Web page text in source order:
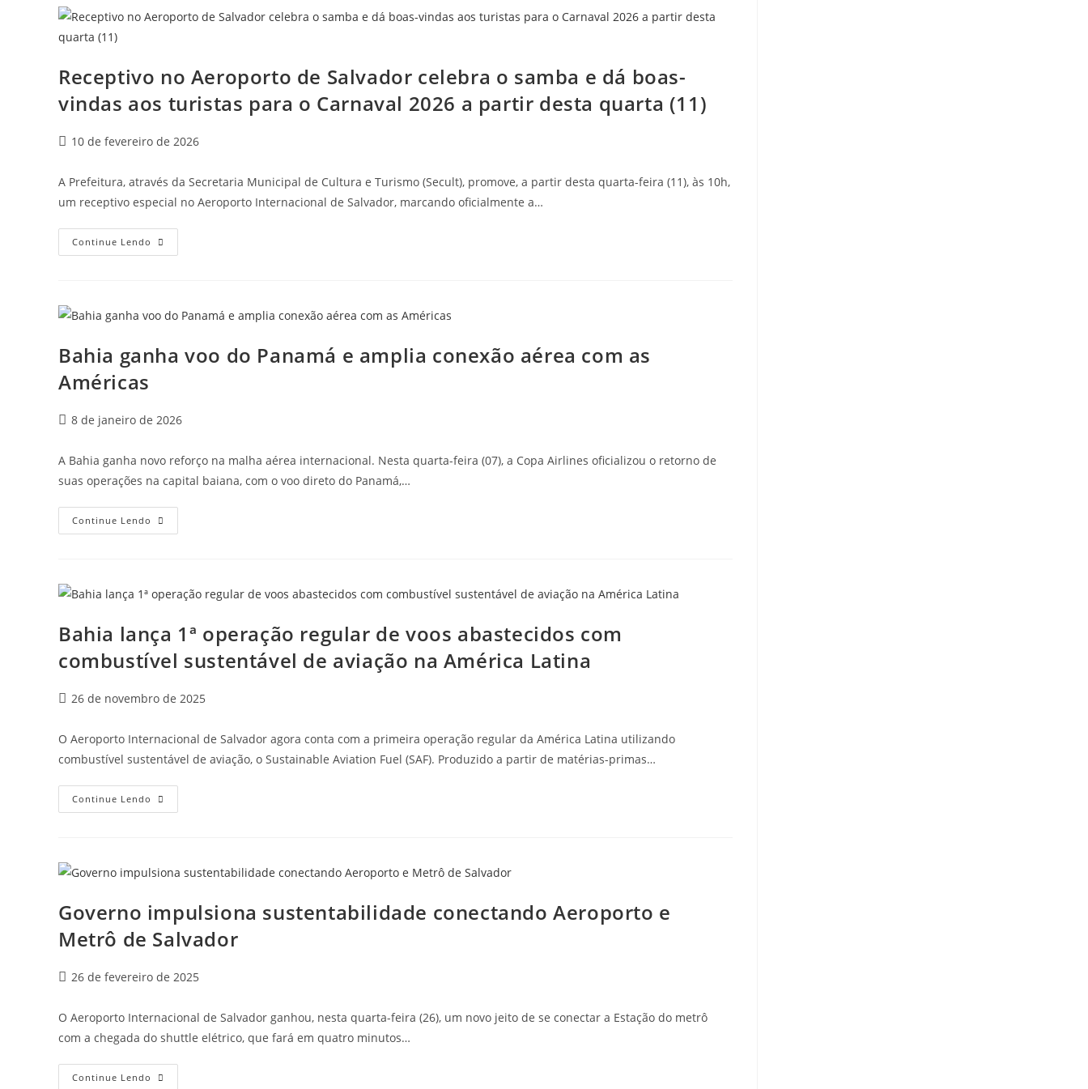
Receptivo no Aeroporto de Salvador celebra o samba e dá boas-
vindas aos turistas para o Carnaval 2026 a partir desta quarta (11)
10 de fevereiro de 2026
A Prefeitura, através da Secretaria Municipal de Cultura e Turismo (Secult), promove, a partir desta quarta-feira (11), às 10h,
um receptivo especial no Aeroporto Internacional de Salvador, marcando oficialmente a…
Continue Lendo
Bahia ganha voo do Panamá e amplia conexão aérea com as
Américas
8 de janeiro de 2026
A Bahia ganha novo reforço na malha aérea internacional. Nesta quarta-feira (07), a Copa Airlines oficializou o retorno de
suas operações na capital baiana, com o voo direto do Panamá,…
Continue Lendo
Bahia lança 1ª operação regular de voos abastecidos com
combustível sustentável de aviação na América Latina
26 de novembro de 2025
O Aeroporto Internacional de Salvador agora conta com a primeira operação regular da América Latina utilizando
combustível sustentável de aviação, o Sustainable Aviation Fuel (SAF). Produzido a partir de matérias-primas…
Continue Lendo
Governo impulsiona sustentabilidade conectando Aeroporto e
Metrô de Salvador
26 de fevereiro de 2025
O Aeroporto Internacional de Salvador ganhou, nesta quarta-feira (26), um novo jeito de se conectar a Estação do metrô
com a chegada do shuttle elétrico, que fará em quatro minutos…
Continue Lendo